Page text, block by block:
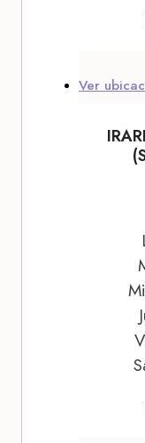
Ver